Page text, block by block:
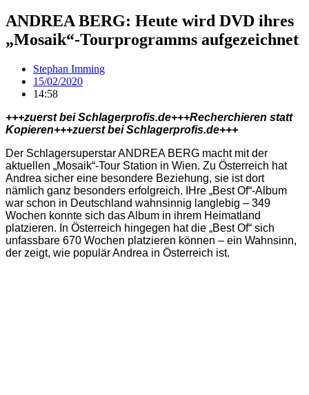
ANDREA BERG: Heute wird DVD ihres
„Mosaik“-Tourprogramms aufgezeichnet
Stephan Imming
15/02/2020
14:58
+++zuerst bei Schlagerprofis.de+++Recherchieren statt
Kopieren+++zuerst bei Schlagerprofis.de+++
Der Schlagersuperstar ANDREA BERG macht mit der
aktuellen „Mosaik“-Tour Station in Wien. Zu Österreich hat
Andrea sicher eine besondere Beziehung, sie ist dort
nämlich ganz besonders erfolgreich. IHre „Best Of“-Album
war schon in Deutschland wahnsinnig langlebig – 349
Wochen konnte sich das Album in ihrem Heimatland
platzieren. In Österreich hingegen hat die „Best Of“ sich
unfassbare 670 Wochen platzieren können – ein Wahnsinn,
der zeigt, wie populär Andrea in Österreich ist.